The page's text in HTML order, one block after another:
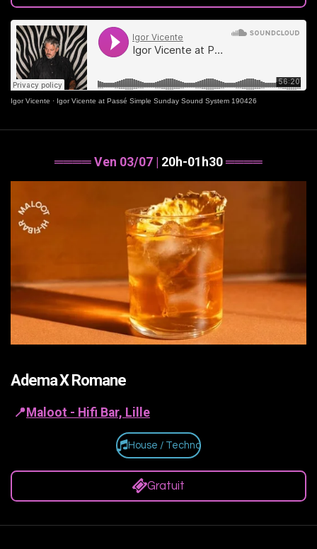
Igor Vicente · Igor Vicente at Passé Simple Sunday Sound System 190426
════ Ven 03/07 | 20h-01h30 ════
Adema X Romane
📍 Maloot - Hifi Bar, Lille
House / Techno
Gratuit